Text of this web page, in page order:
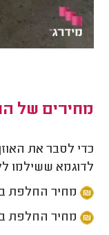
מחירים של
כדי לסבר את
לדוגמא ששילמו
מחיר החלפת ברך
מחיר החלפת ברך